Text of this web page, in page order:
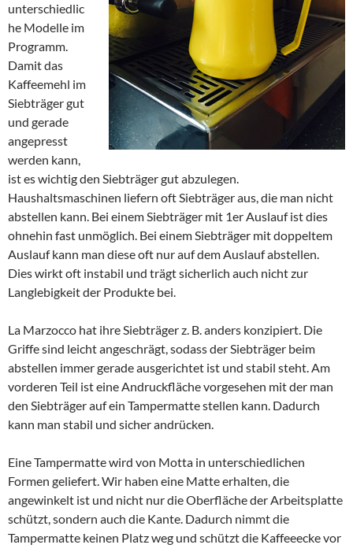
unterschiedlic
he Modelle im
Programm.
Damit das
Kaffeemehl im
Siebträger gut
und gerade
angepresst
werden kann,
ist es wichtig den Siebträger gut abzulegen.
Haushaltsmaschinen liefern oft Siebträger aus, die man nicht
abstellen kann. Bei einem Siebträger mit 1er Auslauf ist dies
ohnehin fast unmöglich. Bei einem Siebträger mit doppeltem
Auslauf kann man diese oft nur auf dem Auslauf abstellen.
Dies wirkt oft instabil und trägt sicherlich auch nicht zur
Langlebigkeit der Produkte bei.
La Marzocco hat ihre Siebträger z. B. anders konzipiert. Die
Griffe sind leicht angeschrägt, sodass der Siebträger beim
abstellen immer gerade ausgerichtet ist und stabil steht. Am
vorderen Teil ist eine Andruckfläche vorgesehen mit der man
den Siebträger auf ein Tampermatte stellen kann. Dadurch
kann man stabil und sicher andrücken.
Eine Tampermatte wird von Motta in unterschiedlichen
Formen geliefert. Wir haben eine Matte erhalten, die
angewinkelt ist und nicht nur die Oberfläche der Arbeitsplatte
schützt, sondern auch die Kante. Dadurch nimmt die
Tampermatte keinen Platz weg und schützt die Kaffeeecke vor